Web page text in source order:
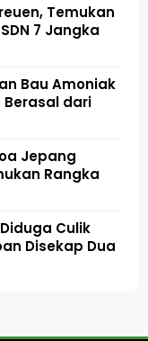
Temukan
7 Jangka
Bau Amoniak
Berasal dari
Jepang
Rangka
Culik
Disekap Dua